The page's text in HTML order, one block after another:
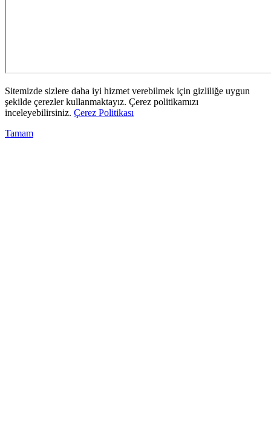
Sitemizde sizlere daha iyi hizmet verebilmek için gizliliğe uygun
şekilde çerezler kullanmaktayız. Çerez politikamızı
inceleyebilirsiniz. Çerez Politikası
Tamam